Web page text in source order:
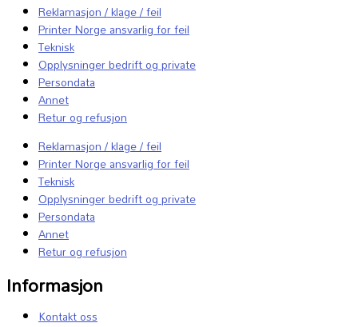
Reklamasjon / klage / feil
Printer Norge ansvarlig for feil
Teknisk
Opplysninger bedrift og private
Persondata
Annet
Retur og refusjon
Reklamasjon / klage / feil
Printer Norge ansvarlig for feil
Teknisk
Opplysninger bedrift og private
Persondata
Annet
Retur og refusjon
Informasjon
Kontakt oss